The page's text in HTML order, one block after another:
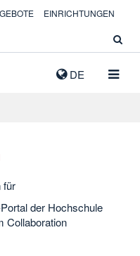
DE
EINRICHTUNGEN
für
der Hochschule
Collaboration